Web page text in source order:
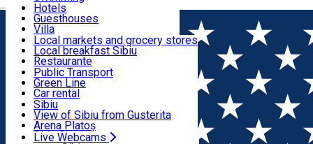
Română
Food, Drinks & Nightlife
Transport & Parking
Live Webcams
Education
How do I get to Sibiu
Tourist Info
Tour Guides
Guided tours
Publicații locale
Beauty salons
Riding
Indoor activities
Loc de joacă indoor
Loc de joacă outdoor
Ski
Ice skating
Yoga
Hotels
Guesthouses
Villa
Hostels
Motel
Camping
Renting rooms
Rooms for rent
Accommodation outside Sibiu
Local markets and grocery stores
Local breakfast Sibiu
Restaurante
Pizza
Fast Food
Coffee
Sweets
Pub, Bar
Night clubs
Bakeries
Public Transport
Green Line
Car rental
Rent a bike
Scooter rentals
Taxi
Ride Sharing
Sibiu
View of Sibiu from Gusterita
Arena Platoș
Live Webcams